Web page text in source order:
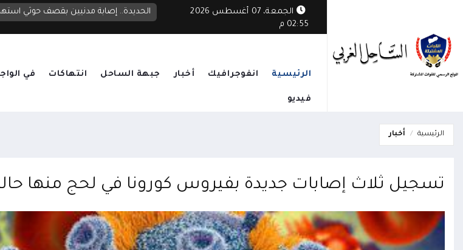
الجمعة، 07 أغسطس 2026
02:55 م
الحديدة.. إصابة مدنيين بقصف حوثي
الرئيسية انفوجرافيك أخبار جبهة الساحل انتهاكات في
فيديو
الرئيسية أخبار
تسجيل ثلاث إصابات جديدة بفيروس كورونا في لحج منها